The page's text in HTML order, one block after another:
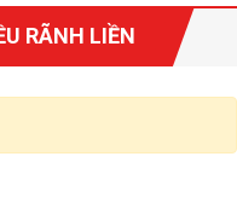
RÃNH LIỀN